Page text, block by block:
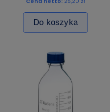
Do koszyka